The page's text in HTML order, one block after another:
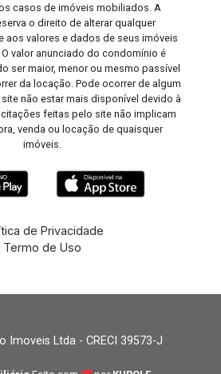
casos de imóveis mobiliados. A
o direito de alterar qualquer
aos valores e dados de seus imóveis
valor anunciado do condomínio é
ser maior, menor ou mesmo passível
da locação. Pode ocorrer de algum
não estar mais disponível devido à
feitas pelo site não implicam
venda ou locação de quaisquer
imóveis.
de Privacidade
Termo de Uso
Imoveis Ltda - CRECI 39573-J